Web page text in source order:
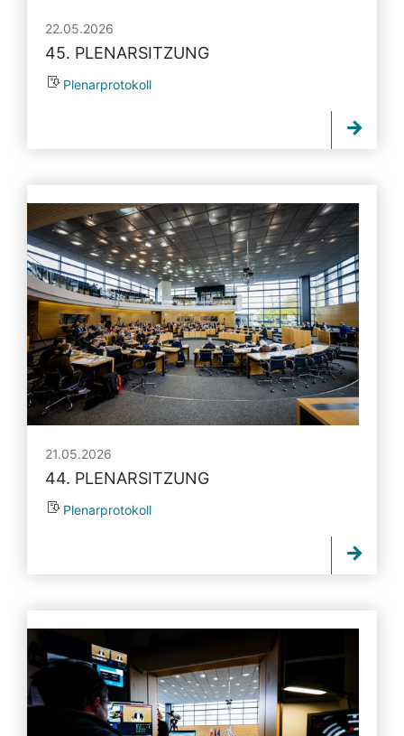
22.05.2026
45. PLENARSITZUNG
Plenarprotokoll
21.05.2026
44. PLENARSITZUNG
Plenarprotokoll